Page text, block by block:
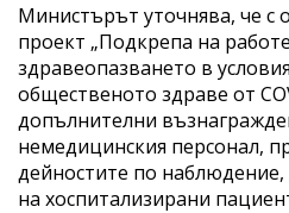
Министърът уточнява, че с
проект „Подкрепа на
здравеопазването в
общественото здраве от
допълнителни
немедицинския персонал,
дейностите по наблюдение,
на хоспитализирани